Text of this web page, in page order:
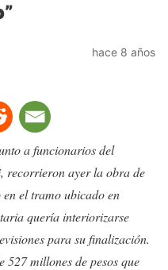
hace 8 años
a funcionarios del
recorrieron ayer la obra de
el tramo ubicado en
quería interiorizarse
para su finalización.
527 millones de pesos que